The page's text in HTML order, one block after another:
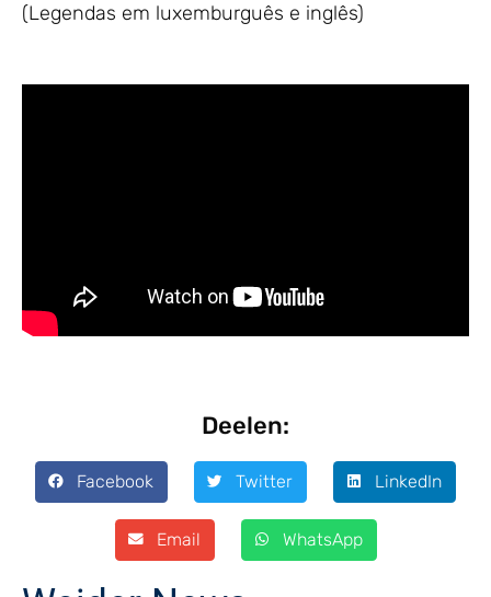
(Legendas em luxemburguês e inglês)
Deelen:
Facebook Twitter LinkedIn
Email WhatsApp